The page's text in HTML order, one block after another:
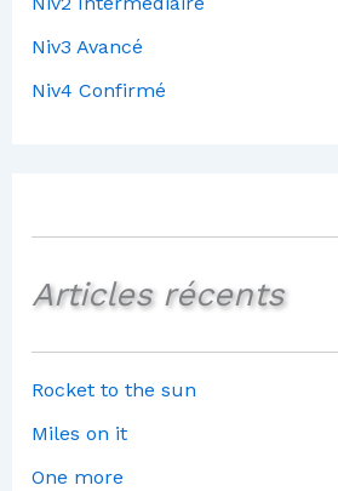
Niv3 Avancé
Niv4 Confirmé
Articles récents
Rocket to the sun
Miles on it
One more